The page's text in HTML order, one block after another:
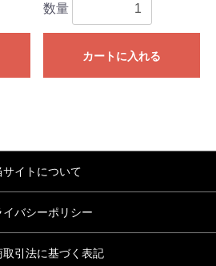
数量
カートに入れる
サイトについて
イバシーポリシー
取引法に基づく表記